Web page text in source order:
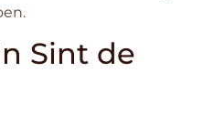
Sint de